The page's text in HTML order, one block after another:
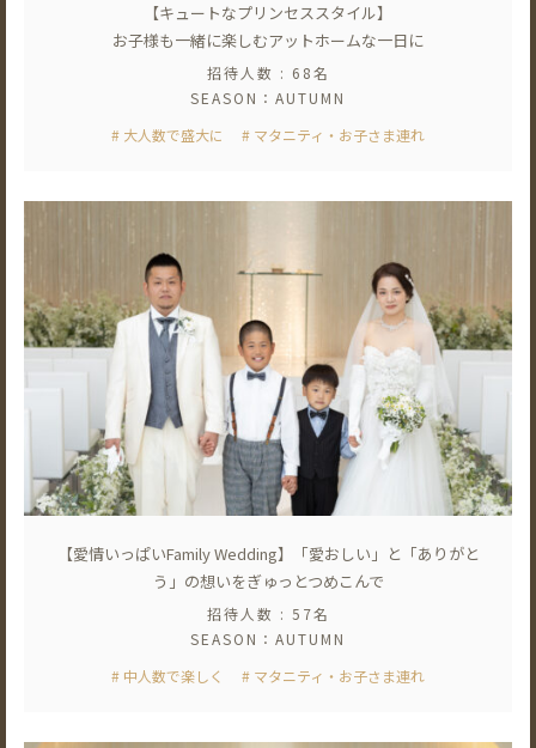
【キュートなプリンセススタイル】
お子様も一緒に楽しむアットホームな一日に
招待人数 : 68名
SEASON：AUTUMN
# 大人数で盛大に
# マタニティ・お子さま連れ
【愛情いっぱいFamily Wedding】「愛おしい」と「ありがと
う」の想いをぎゅっとつめこんで
招待人数 : 57名
SEASON：AUTUMN
# 中人数で楽しく
# マタニティ・お子さま連れ